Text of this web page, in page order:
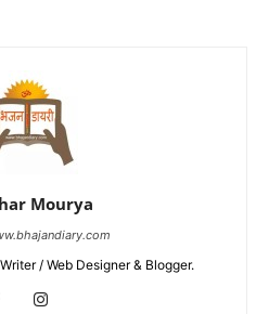
Mourya
/ Web Designer & Blogger.